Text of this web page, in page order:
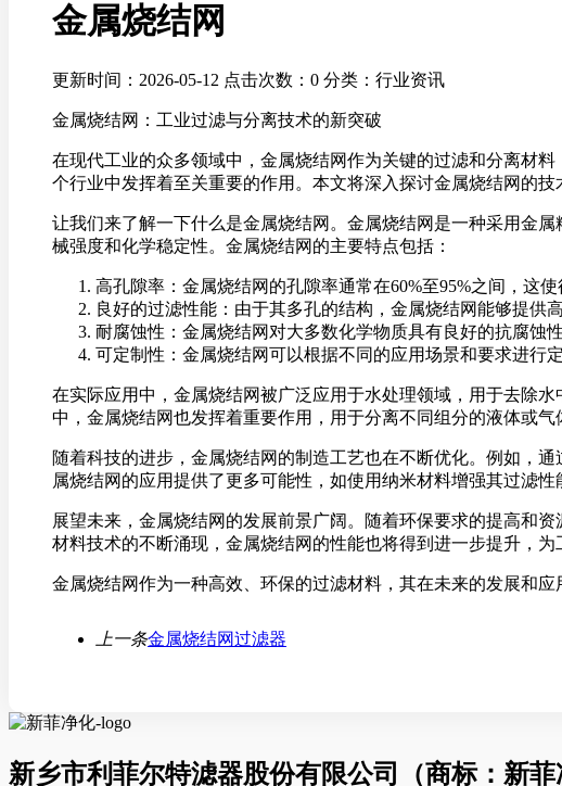
金属烧结网
更新时间：2026-05-12 点击次数：0 分类：行业资讯
金属烧结网：工业过滤与分离技术的新突破
在现代工业的众多领域中，金属烧结网作为关键的过滤和分离材
个行业中发挥着至关重要的作用。本文将深入探讨金属烧结网的
让我们来了解一下什么是金属烧结网。金属烧结网是一种采用金
械强度和化学稳定性。金属烧结网的主要特点包括：
高孔隙率：金属烧结网的孔隙率通常在60%至95%之间，这
良好的过滤性能：由于其多孔的结构，金属烧结网能够提供
耐腐蚀性：金属烧结网对大多数化学物质具有良好的抗腐蚀
可定制性：金属烧结网可以根据不同的应用场景和要求进行
在实际应用中，金属烧结网被广泛应用于水处理领域，用于去除
中，金属烧结网也发挥着重要作用，用于分离不同组分的液体或气
随着科技的进步，金属烧结网的制造工艺也在不断优化。例如，
属烧结网的应用提供了更多可能性，如使用纳米材料增强其过滤性
展望未来，金属烧结网的发展前景广阔。随着环保要求的提高和
材料技术的不断涌现，金属烧结网的性能也将得到进一步提升，为
金属烧结网作为一种高效、环保的过滤材料，其在未来的发展和
上一条金属烧结网过滤器
新乡市利菲尔特滤器股份有限公司（商标：新菲